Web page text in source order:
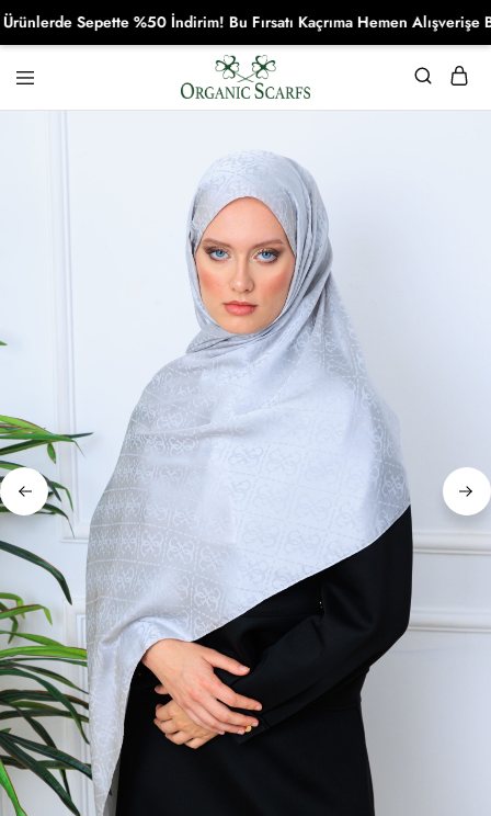
Organikscarf
Sepette %50 İndirim! Bu Fırsatı Kaçrıma Hemen Alışverişe